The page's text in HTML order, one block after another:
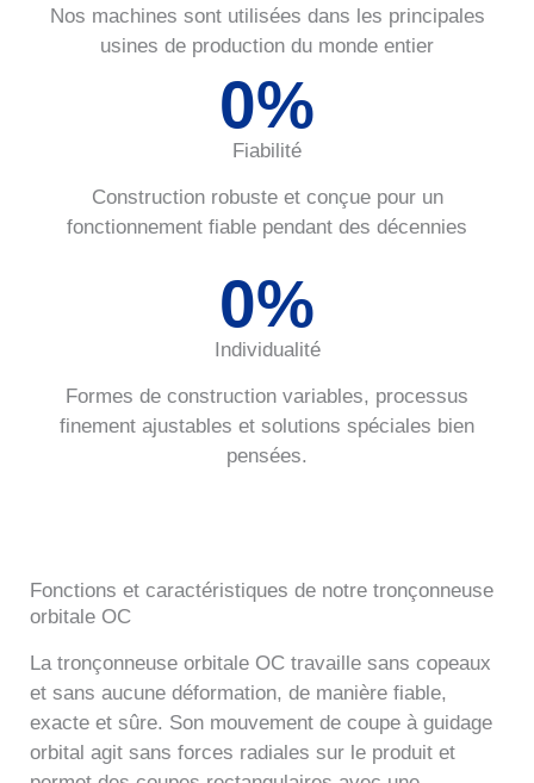
Nos machines sont utilisées dans les principales
usines de production du monde entier
0%
Fiabilité
Construction robuste et conçue pour un
fonctionnement fiable pendant des décennies
0%
Individualité
Formes de construction variables, processus
finement ajustables et solutions spéciales bien
pensées.
Fonctions et caractéristiques de notre tronçonneuse
orbitale OC
La tronçonneuse orbitale OC travaille sans copeaux
et sans aucune déformation, de manière fiable,
exacte et sûre. Son mouvement de coupe à guidage
orbital agit sans forces radiales sur le produit et